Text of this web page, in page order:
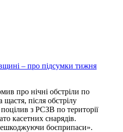
про нічні обстріли по
після обстрілу
з РСЗВ по території
касетних снарядів.
боєприпаси».